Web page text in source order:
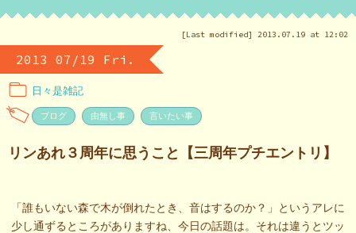
[Last modified] 2013.07.19 at 12:02
2013 07/19 Fri.
日々是雑記
ブログ 由無し事 言いたい事
リンあれ３周年に思うこと【三周年プチエントリ】
「誰もいない森で木が倒れたとき、音はするのか？」というアレに
少し通ずるところがありますね、今日の話題は。それは違うとツッ